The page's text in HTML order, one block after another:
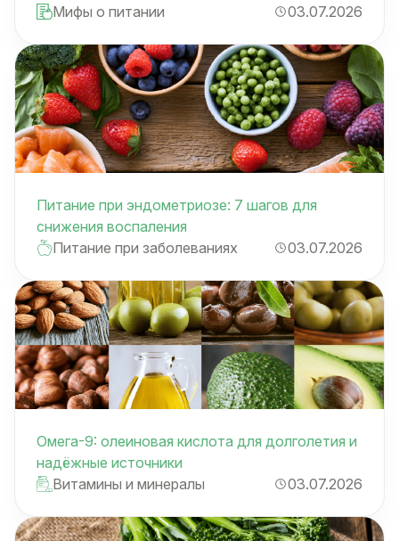
Мифы о питании
03.07.2026
Питание при эндометриозе: 7 шагов для
снижения воспаления
Питание при заболеваниях
03.07.2026
Омега-9: олеиновая кислота для долголетия и
надёжные источники
Витамины и минералы
03.07.2026